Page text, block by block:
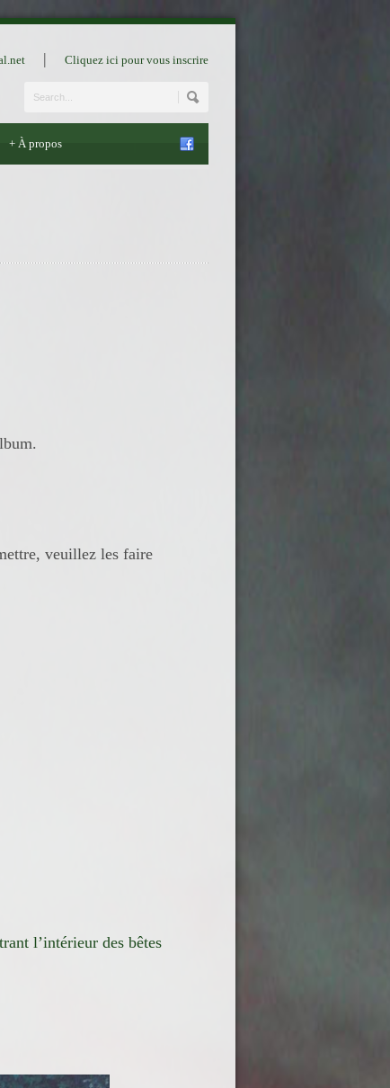
| Cliquez ici pour vous inscrire
À propos
+
veuillez les faire
l’intérieur des bêtes